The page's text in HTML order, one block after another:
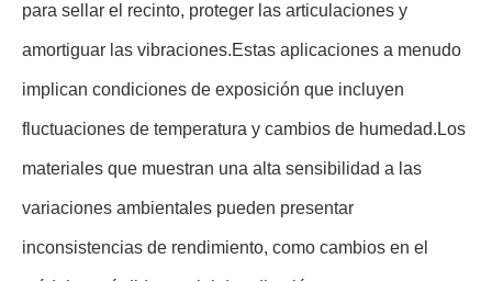
para sellar el recinto, proteger las articulaciones y
amortiguar las vibraciones.Estas aplicaciones a menudo
implican condiciones de exposición que incluyen
fluctuaciones de temperatura y cambios de humedad.Los
materiales que muestran una alta sensibilidad a las
variaciones ambientales pueden presentar
inconsistencias de rendimiento, como cambios en el